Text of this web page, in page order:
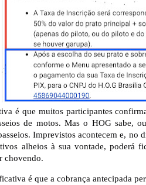
é que muitos participantes
de motos. Mas o HOG sabe,
Imprevistos acontecem e, no
alheios à sua vontade, poderá
chovendo.
é que a cobrança antecipada